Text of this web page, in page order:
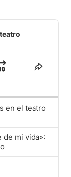
JumpShare
en el teatro
de mi vida»: